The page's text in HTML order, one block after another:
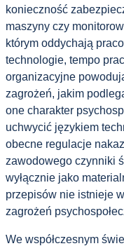
konieczność
maszyny czy
którym oddychają
technologie, tempo
organizacyjne
zagrożeń, jakim
one charakter
uchwycić językiem
obecne regulacje
zawodowego czynniki
wyłącznie jako
przepisów nie istnieje
zagrożeń
We współczesnym